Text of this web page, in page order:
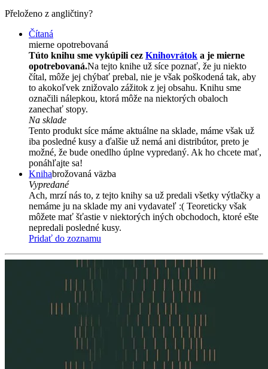
Přeloženo z angličtiny?
Čítaná
mierne opotrebovaná
Túto knihu sme vykúpili cez Knihovrátok a je mierne
opotrebovaná.Na tejto knihe už síce poznať, že ju niekto
čítal, môže jej chýbať prebal, nie je však poškodená tak, aby
to akokoľvek znižovalo zážitok z jej obsahu. Knihu sme
označili nálepkou, ktorá môže na niektorých obaloch
zanechať stopy.
Na sklade
Tento produkt síce máme aktuálne na sklade, máme však už
iba posledné kusy a ďalšie už nemá ani distribútor, preto je
možné, že bude onedlho úplne vypredaný. Ak ho chcete mať,
ponáhľajte sa!
Knihabrožovaná väzba
Vypredané
Ach, mrzí nás to, z tejto knihy sa už predali všetky výtlačky a
nemáme ju na sklade my ani vydavateľ :( Teoreticky však
môžete mať šťastie v niektorých iných obchodoch, ktoré ešte
nepredali posledné kusy.
Pridať do zoznamu